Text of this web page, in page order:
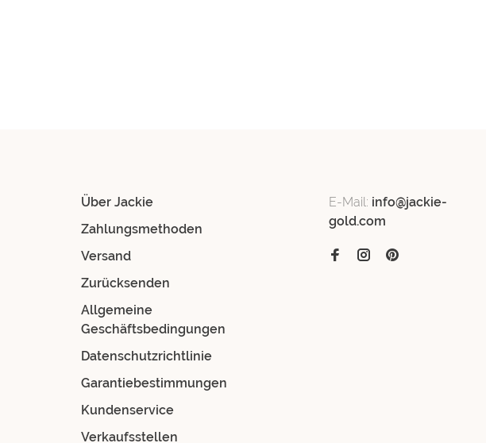
Über Jackie
Zahlungsmethoden
Versand
Zurücksenden
Allgemeine
Geschäftsbedingungen
Datenschutzrichtlinie
Garantiebestimmungen
Kundenservice
Verkaufsstellen
E-Mail: info@jackie-
gold.com